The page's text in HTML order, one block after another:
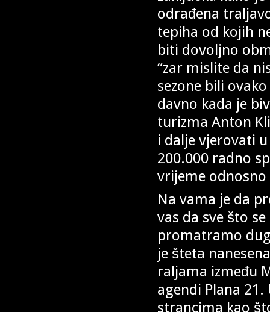
odrađena
tepiha od kojih
biti dovoljno
“zar mislite da
sezone bili
davno kada je
turizma Anton
i dalje vjerovati
200.000 radno
vrijeme odnosno
Na vama je da
vas da sve što
promatramo
je šteta
raljama između
agendi Plana
strancima kao